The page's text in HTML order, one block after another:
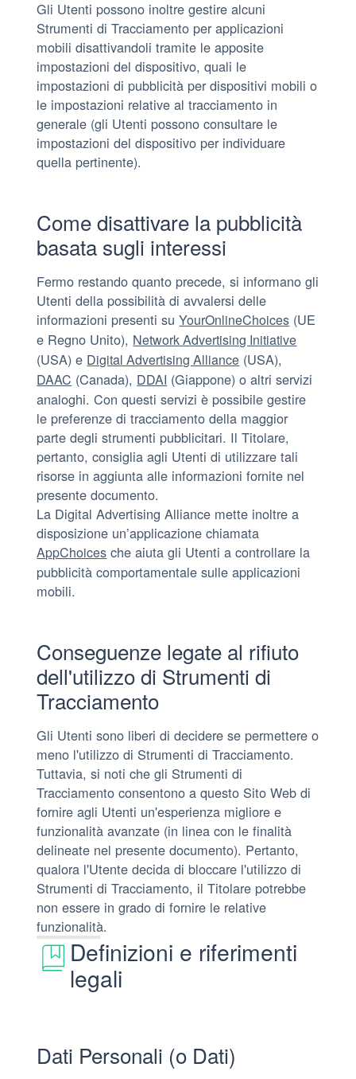
Gli Utenti possono inoltre gestire alcuni
Strumenti di Tracciamento per applicazioni
mobili disattivandoli tramite le apposite
impostazioni del dispositivo, quali le
impostazioni di pubblicità per dispositivi mobili o
le impostazioni relative al tracciamento in
generale (gli Utenti possono consultare le
impostazioni del dispositivo per individuare
quella pertinente).
Come disattivare la pubblicità
basata sugli interessi
Fermo restando quanto precede, si informano gli
Utenti della possibilità di avvalersi delle
informazioni presenti suYourOnlineChoices (UE
e Regno Unito), Network Advertising Initiative
(USA) e Digital Advertising Alliance (USA),
DAAC (Canada), DDAI (Giappone) o altri servizi
analoghi. Con questi servizi è possibile gestire
le preferenze di tracciamento della maggior
parte degli strumenti pubblicitari. Il Titolare,
pertanto, consiglia agli Utenti di utilizzare tali
risorse in aggiunta alle informazioni fornite nel
presente documento.
La Digital Advertising Alliance mette inoltre a
disposizione un’applicazione chiamata
AppChoices che aiuta gli Utenti a controllare la
pubblicità comportamentale sulle applicazioni
mobili.
Conseguenze legate al rifiuto
dell'utilizzo di Strumenti di
Tracciamento
Gli Utenti sono liberi di decidere se permettere o
meno l'utilizzo di Strumenti di Tracciamento.
Tuttavia, si noti che gli Strumenti di
Tracciamento consentono a questo Sito Web di
fornire agli Utenti un'esperienza migliore e
funzionalità avanzate (in linea con le finalità
delineate nel presente documento). Pertanto,
qualora l'Utente decida di bloccare l'utilizzo di
Strumenti di Tracciamento, il Titolare potrebbe
non essere in grado di fornire le relative
funzionalità.
Definizioni e riferimenti
legali
Dati Personali (o Dati)